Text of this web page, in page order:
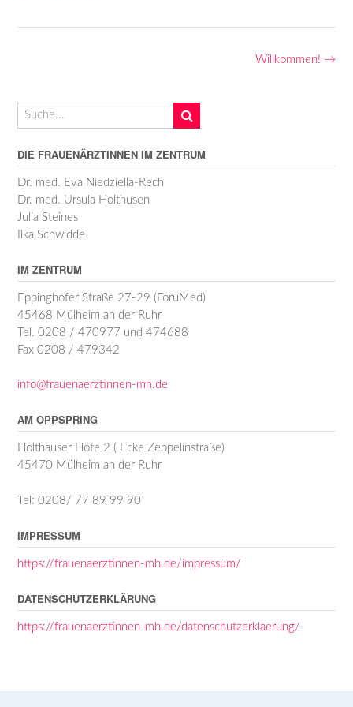
Willkommen! →
DIE FRAUENÄRZTINNEN IM ZENTRUM
Dr. med. Eva Niedziella-Rech
Dr. med. Ursula Holthusen
Julia Steines
Ilka Schwidde
IM ZENTRUM
Eppinghofer Straße 27-29 (ForuMed)
45468 Mülheim an der Ruhr
Tel. 0208 / 470977 und 474688
Fax 0208 / 479342
info@frauenaerztinnen-mh.de
AM OPPSPRING
Holthauser Höfe 2 ( Ecke Zeppelinstraße)
45470 Mülheim an der Ruhr
Tel: 0208/ 77 89 99 90
IMPRESSUM
https://frauenaerztinnen-mh.de/impressum/
DATENSCHUTZERKLÄRUNG
https://frauenaerztinnen-mh.de/datenschutzerklaerung/